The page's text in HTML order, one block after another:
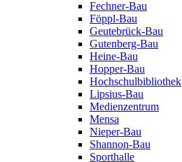
Fechner-Bau
Föppl-Bau
Geutebrück-Bau
Gutenberg-Bau
Heine-Bau
Hopper-Bau
Hochschulbibliothek
Lipsius-Bau
Medienzentrum
Mensa
Nieper-Bau
Shannon-Bau
Sporthalle